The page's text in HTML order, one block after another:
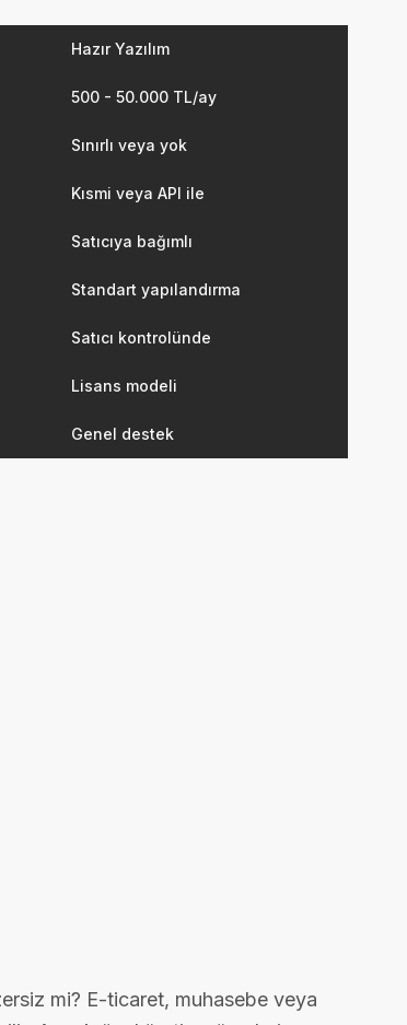
Hazır Yazılım
500 - 50.000 TL/ay
Sınırlı veya yok
Kısmi veya API ile
Satıcıya bağımlı
Standart yapılandırma
Satıcı kontrolünde
Lisans modeli
Genel destek
mi? E-ticaret, muhasebe veya